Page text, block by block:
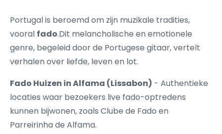
Portugal is beroemd om zijn muzikale tradities,
vooral fado.Dit melancholische en emotionele
genre, begeleid door de Portugese gitaar, vertelt
verhalen over liefde, leven en lot.
Fado Huizen in Alfama (Lissabon) - Authentieke
locaties waar bezoekers live fado-optredens
kunnen bijwonen, zoals Clube de Fado en
Parreirinha de Alfama.